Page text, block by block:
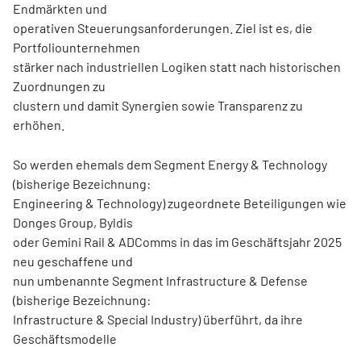
Endmärkten und
operativen Steuerungsanforderungen. Ziel ist es, die
Portfoliounternehmen
stärker nach industriellen Logiken statt nach historischen
Zuordnungen zu
clustern und damit Synergien sowie Transparenz zu
erhöhen.
So werden ehemals dem Segment Energy & Technology
(bisherige Bezeichnung:
Engineering & Technology) zugeordnete Beteiligungen wie
Donges Group, Byldis
oder Gemini Rail & ADComms in das im Geschäftsjahr 2025
neu geschaffene und
nun umbenannte Segment Infrastructure & Defense
(bisherige Bezeichnung:
Infrastructure & Special Industry) überführt, da ihre
Geschäftsmodelle